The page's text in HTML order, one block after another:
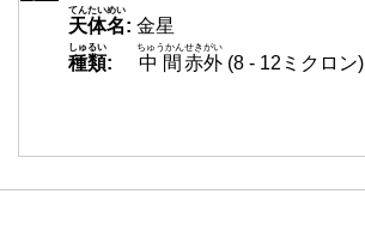
天体名
てんたいめい
: 金星
種類
しゅるい
: 中間
ちゅうかん
赤外
せきがい
(8 - 12ミクロン)